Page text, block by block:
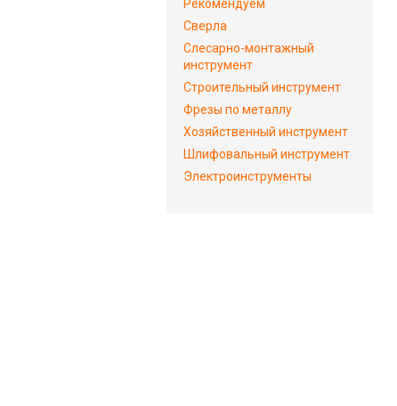
Рекомендуем
Сверла
Слесарно-монтажный
инструмент
Строительный инструмент
Фрезы по металлу
Хозяйственный инструмент
Шлифовальный инструмент
Электроинструменты